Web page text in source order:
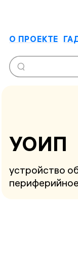
О ПРОЕКТЕ
УОИП
устройство
периферийное